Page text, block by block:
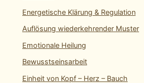
Energetische Klärung & Regulation
Auflösung wiederkehrender Muster
Emotionale Heilung
Bewusstseinsarbeit
Einheit von Kopf – Herz – Bauch